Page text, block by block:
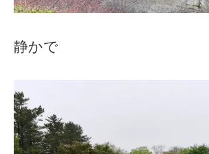
静かで